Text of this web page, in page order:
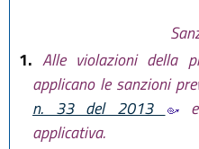
1. Alle violazioni della
applicano le sanzioni
n. 33 del 2013
e
applicativa.